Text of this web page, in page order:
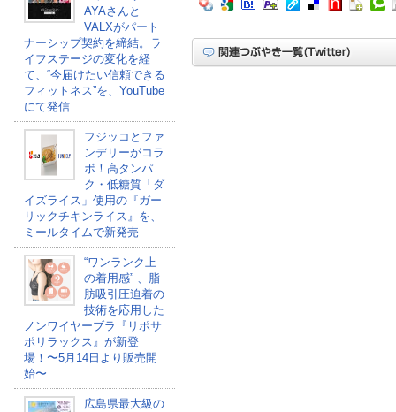
AYAさんと
VALXがパート
ナーシップ契約を締結。ラ
イフステージの変化を経
て、“今届けたい信頼できる
フィットネス”を、YouTube
にて発信
フジッコとファ
ンデリーがコラ
ボ！高タンパ
ク・低糖質「ダ
イズライス」使用の『ガー
リックチキンライス』を、
ミールタイムで新発売
“ワンランク上
の着用感” 、脂
肪吸引圧迫着の
技術を応用した
ノンワイヤーブラ『リポサ
ポリラックス』が新登
場！〜5月14日より販売開
始〜
広島県最大級の